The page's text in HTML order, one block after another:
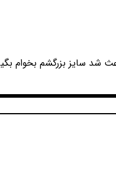
شد سایز بزرگشم بخوام